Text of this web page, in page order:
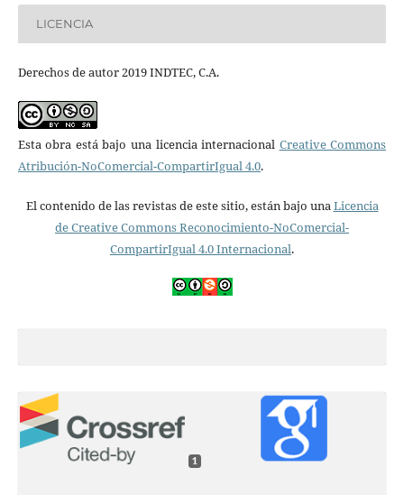
LICENCIA
Derechos de autor 2019 INDTEC, C.A.
Esta obra está bajo una licencia internacional Creative Commons
Atribución-NoComercial-CompartirIgual 4.0.
El contenido de las revistas de este sitio, están bajo una Licencia
de Creative Commons Reconocimiento-NoComercial-
CompartirIgual 4.0 Internacional.
1